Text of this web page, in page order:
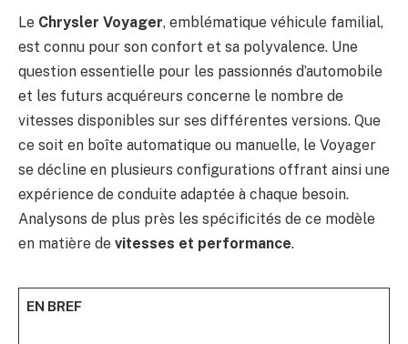
Le Chrysler Voyager, emblématique véhicule familial,
est connu pour son confort et sa polyvalence. Une
question essentielle pour les passionnés d’automobile
et les futurs acquéreurs concerne le nombre de
vitesses disponibles sur ses différentes versions. Que
ce soit en boîte automatique ou manuelle, le Voyager
se décline en plusieurs configurations offrant ainsi une
expérience de conduite adaptée à chaque besoin.
Analysons de plus près les spécificités de ce modèle
en matière de vitesses et performance.
EN BREF